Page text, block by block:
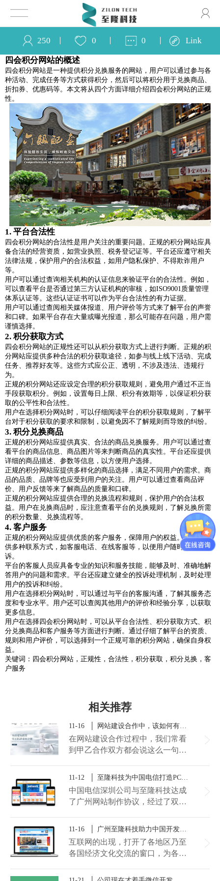
250 0 0 Link
四会积分网站的概述
四会积分网站是一种提供积分兑换服务的网站，用户可以通过参与各
种活动、完成任务等方式获得积分，然后可以将积分用于兑换商品、
折扣券、优惠码等。本文将从四个方面详细介绍四会积分网站的正规
性。
1. 平台合法性
四会积分网站的合法性是用户关注的重要问题。正规的积分网站应具
备合法的经营资质，如营业执照、税务登记证等。平台还应遵守相关
法律法规，保护用户的合法权益，如用户隐私保护、不得欺诈用户
等。
用户可以通过查询相关机构的认证信息来验证平台的合法性。例如，
可以查看平台是否通过第三方认证机构的审核，如ISO9001质量管理
体系认证等。这些认证证书可以作为平台合法性的有力证据。
用户可以通过查阅相关媒体报道、用户评价等方式来了解平台的声誉
和口碑。如果平台存在大量或曝光报道，那么可能存在问题，用户需
谨慎选择。
2. 积分获取方式
四会积分网站的正规性还可以从积分获取方式上进行判断。正规的积
分网站应提供多种合法的积分获取途径，如参与线上线下活动、完成
任务、推荐好友等。这些方式应公正、透明，不涉及违法、违规行
为。
正规的积分网站还应设定合理的积分获取规则，避免用户通过不正当
手段获取积分。例如，设置每日上限、积分有效期等，以保证积分获
取的公平性和合法性。
用户在选择积分网站时，可以仔细阅读平台的积分获取规则，了解平
台对于积分获取的要求和限制，以避免因不了解规则而导致的纠纷。
3. 积分兑换商品
正规的积分网站应提供真实、合法的商品兑换服务。用户可以通过查
看平台的商品信息、商品图片等来判断商品的真实性。平台还应提供
详细的商品描述、参数等信息，以方便用户选择。
正规的积分网站应提供多样化的商品选择，满足不同用户的需求。商
品的品质、品牌等也应受到用户的关注。用户可以通过查看商品评
价、用户反馈等来了解商品的质量和口碑。
正规的积分网站应提供合理的兑换流程和规则，保护用户的合法权
益。用户在兑换商品时，应注意查看平台的兑换规则，了解兑换所需
的积分数量、兑换流程等。
4. 客户服务
正规的积分网站应提供优质的客户服务，保障用户的权益。平台应提
供多种联系方式，如客服电话、在线客服等，以便用户随时咨询和投
诉。
平台的客服人员应具备专业的知识和服务技能，能够及时、准确地解
答用户的问题和需求。平台还应建立健全的投诉处理机制，及时处理
用户的投诉和纠纷。
用户在选择积分网站时，可以通过与平台的客服沟通，了解其服务态
度和专业水平。用户还可以查阅其他用户的评价和经验分享，以获取
更多信息。
用户在选择四会积分网站时，可以从平台合法性、积分获取方式、积
分兑换商品和客户服务等方面进行判断。通过仔细了解平台的资质、
规则和用户评价，可以选择到一个正规可靠的积分网站，确保自身权
益。
关键词：四会积分网站，正规性，合法性，积分获取，积分兑换，客
户服务
相关推荐
11-16 网站建设合作中，该如何有效的表达和沟通？
在网站建设合作过程中，我们常看
到甲乙合作双方都会说这么一句
说一遍？”客户没理解网站建设公
司的方案，网站建设公司也没整明
白客户到底需要什么，因此公司建
站进度就会很拖，而客户始终没有
拿到满意的方案。广州做网站公司
至隆科技认为“表达与沟通”是建设
网站的重要部分，只有双方更清楚
的表达，有效的沟通，才能做出一
11-12 至隆科技为中国电信打造PC+手机端一体化宽带商城网站
中国电信深圳公司与至隆科技达成
了广州网站制作​协议，经过了双方
需求，打造了一个功能丰富的
PC+手机端的一体化宽带商城网
站。
11-16 广州至隆科技助力中国开发区协会建设互联网交流合作平台
互联网的出现，打开了各地区乃至
各国经济文化交流的窗口，为各国
为了更好的促进国内各开发区间的